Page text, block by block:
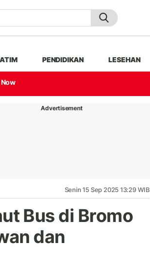
PENDIDIKAN LESEHAN
Now
Advertisement
Senin 15 Sep 2025 13:29 WIB
Bus di Bromo
dan